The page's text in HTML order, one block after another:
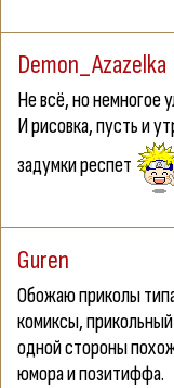
Demon_Azazelka
Не всё, но немногое
И рисовка, пусть и
задумки респет
Guren
Обожаю приколы
комиксы,
одной стороны
юмора и позитиффа.